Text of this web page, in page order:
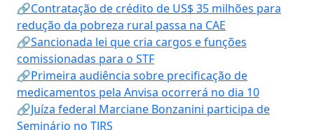
🔗Contratação de crédito de US$ 35 milhões para
redução da pobreza rural passa na CAE
🔗Sancionada lei que cria cargos e funções
comissionadas para o STF
🔗Primeira audiência sobre precificação de
medicamentos pela Anvisa ocorrerá no dia 10
🔗Juíza federal Marciane Bonzanini participa de
Seminário no TJRS